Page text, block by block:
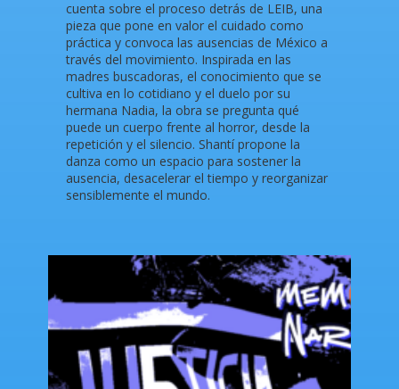
cuenta sobre el proceso detrás de LEIB, una
pieza que pone en valor el cuidado como
práctica y convoca las ausencias de México a
través del movimiento. Inspirada en las
madres buscadoras, el conocimiento que se
cultiva en lo cotidiano y el duelo por su
hermana Nadia, la obra se pregunta qué
puede un cuerpo frente al horror, desde la
repetición y el silencio. Shantí propone la
danza como un espacio para sostener la
ausencia, desacelerar el tiempo y reorganizar
sensiblemente el mundo.